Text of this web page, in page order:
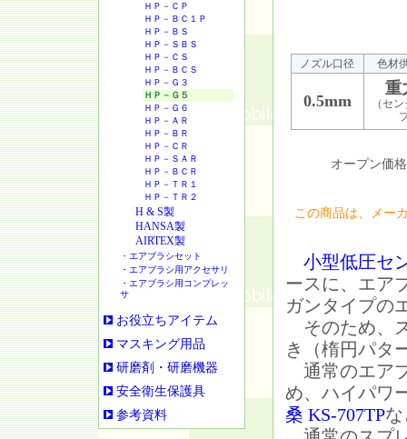
ＨＰ－ＣＰ
ＨＰ－ＢＣ１Ｐ
ＨＰ－ＢＳ
ＨＰ－ＳＢＳ
ＨＰ－ＣＳ
ＨＰ－ＢＣＳ
ＨＰ－Ｇ３
ＨＰ－Ｇ５
ＨＰ－Ｇ６
ＨＰ－ＡＲ
ＨＰ－ＢＲ
ＨＰ－ＣＲ
ＨＰ－ＳＡＲ
ＨＰ－ＢＣＲ
ＨＰ－ＴＲ１
ＨＰ－ＴＲ２
H & S製
HANSA製
AIRTEX製
・エアブラシセット
・エアブラシ用アクセサリ
・エアブラシ用コンプレッ
サ
お役立ちアイテム
マスキング用品
研磨剤・研磨機器
安全衛生保護具
参考資料
ノズル口径 色材
0.5mm
重
（セ
オープン価
この商品は、メー
小型低圧セ
ースに、エア
ガンタイプの
そのため、
き（楕円パタ
通常のエア
め、ハイパワ
桑 KS-707TPな